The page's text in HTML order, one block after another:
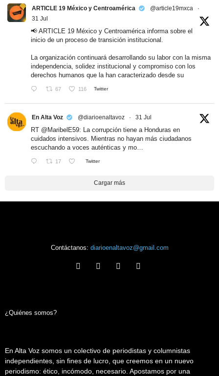
ARTICLE 19 México y Centroamérica
@article19mxca
·
31 Jul
📢 ARTICLE 19 México y Centroamérica informa sobre el
inicio de un proceso de transición institucional.
La organización continuará desarrollando su labor con la misma
independencia, solidez institucional y compromiso con los
derechos humanos que la han caracterizado desde su
67 116 Twitter
En Alta Voz @diarioenaltavoz · 31 Jul
RT @MaribelE59: La corrupción tiene a Honduras en
cuidados intensivos. Mientras no hayan más ciudadanos
escuchando a voces auténticas y mo…
17 Twitter
Cargar más
Contáctanos: diarioenaltavoz@gmail.com
¿Quiénes somos?
En Alta Voz somos un colectivo de periodistas y columnistas
independientes, sin fines de lucro, que creemos en un nuevo
periodismo: ético, incómodo, necesario. Apostamos por una